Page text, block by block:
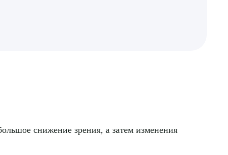
снижение зрения, а затем изменения